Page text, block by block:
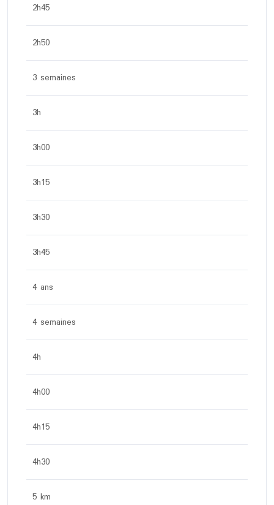
2h45
2h50
3 semaines
3h
3h00
3h15
3h30
3h45
4 ans
4 semaines
4h
4h00
4h15
4h30
5 km